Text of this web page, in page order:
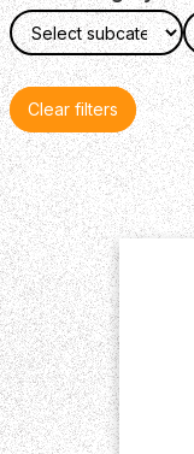
Clear filters